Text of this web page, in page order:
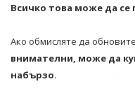
Всичко това може да се
Ако обмисляте да
внимателни, може да
набързо.